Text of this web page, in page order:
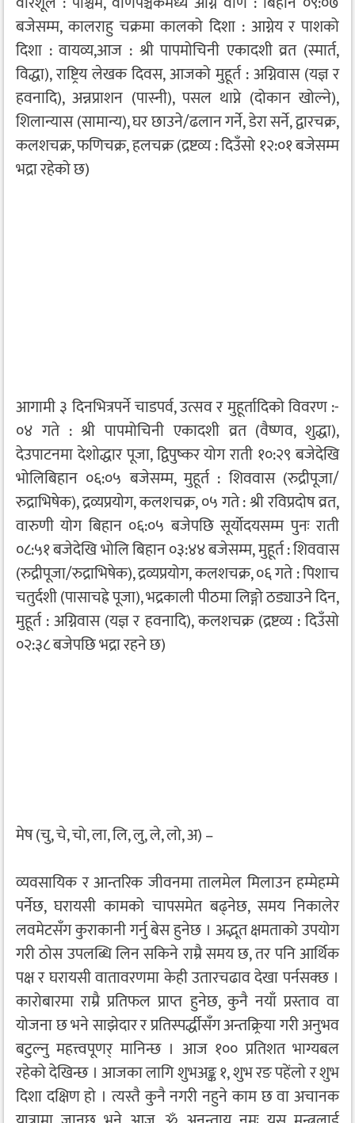
बजेसम्म, कालराहु चक्रमा कालको दिशा : आग्नेय र पाशको
दिशा : वायव्य,आज : श्री पापमोचिनी एकादशी व्रत (स्मार्त,
विद्धा), राष्ट्रिय लेखक दिवस, आजको मुहूर्त : अग्निवास (यज्ञ र
हवनादि), अन्नप्राशन (पास्नी), पसल थाप्ने (दोकान खोल्ने),
शिलान्यास (सामान्य), घर छाउने/ढलान गर्ने, डेरा सर्ने, द्वारचक्र,
कलशचक्र, फणिचक्र, हलचक्र (द्रष्टव्य : दिउँसो १२:०१ बजेसम्म
भद्रा रहेको छ)
आगामी ३ दिनभित्रपर्ने चाडपर्व, उत्सव र मुहूर्तादिको विवरण :-
०४ गते : श्री पापमोचिनी एकादशी व्रत (वैष्णव, शुद्धा),
देउपाटनमा देशोद्धार पूजा, द्विपुष्कर योग राती १०:२९ बजेदेखि
भोलिबिहान ०६:०५ बजेसम्म, मुहूर्त : शिववास (रुद्रीपूजा/
रुद्राभिषेक), द्रव्यप्रयोग, कलशचक्र, ०५ गते : श्री रविप्रदोष व्रत,
वारुणी योग बिहान ०६:०५ बजेपछि सूर्योदयसम्म पुनः राती
०८:५१ बजेदेखि भोलि बिहान ०३:४४ बजेसम्म, मुहूर्त : शिववास
(रुद्रीपूजा/रुद्राभिषेक), द्रव्यप्रयोग, कलशचक्र, ०६ गते : पिशाच
चतुर्दशी (पासाचह्रे पूजा), भद्रकाली पीठमा लिङ्गो ठड्याउने दिन,
मुहूर्त : अग्निवास (यज्ञ र हवनादि), कलशचक्र (द्रष्टव्य : दिउँसो
०२:३८ बजेपछि भद्रा रहने छ)
मेष (चु, चे, चो, ला, लि, लु, ले, लो, अ) –
व्यवसायिक र आन्तरिक जीवनमा तालमेल मिलाउन हम्मेहम्मे
पर्नेछ, घरायसी कामको चापसमेत बढ्नेछ, समय निकालेर
लवमेटसँग कुराकानी गर्नु बेस हुनेछ । अद्भूत क्षमताको उपयोग
गरी ठोस उपलब्धि लिन सकिने राम्रै समय छ, तर पनि आर्थिक
पक्ष र घरायसी वातावरणमा केही उतारचढाव देखा पर्नसक्छ ।
कारोबारमा राम्रै प्रतिफल प्राप्त हुनेछ, कुनै नयाँ प्रस्ताव वा
योजना छ भने साझेदार र प्रतिस्पर्द्धीसँग अन्तक्र्रिया गरी अनुभव
बटुल्नु महत्त्वपूणर् मानिन्छ । आज १०० प्रतिशत भाग्यबल
रहेको देखिन्छ । आजका लागि शुभअङ्क १, शुभ रङ पहेंलो र शुभ
दिशा दक्षिण हो । त्यस्तै कुनै नगरी नहुने काम छ वा अचानक